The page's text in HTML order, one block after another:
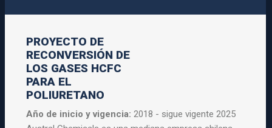
PROYECTO DE
RECONVERSIÓN DE
LOS GASES HCFC
PARA EL
POLIURETANO
Año de inicio y vigencia:2018 - sigue vigente 2025